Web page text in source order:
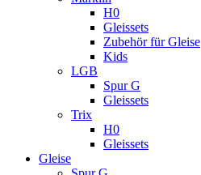
H0
Gleissets
Zubehör für Gleise
Kids
LGB
Spur G
Gleissets
Trix
H0
Gleissets
Gleise